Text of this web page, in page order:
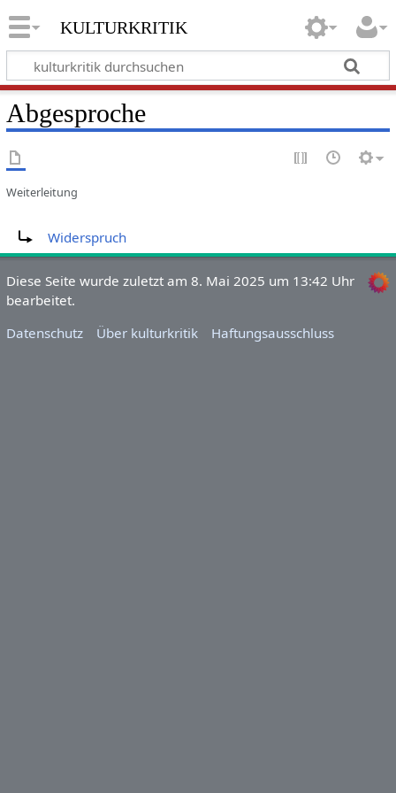
kulturkritik
Abgesproche
Weiterleitung
Widerspruch
Diese Seite wurde zuletzt am 8. Mai 2025 um 13:42 Uhr
bearbeitet.
Datenschutz
Über kulturkritik Haftungsausschluss